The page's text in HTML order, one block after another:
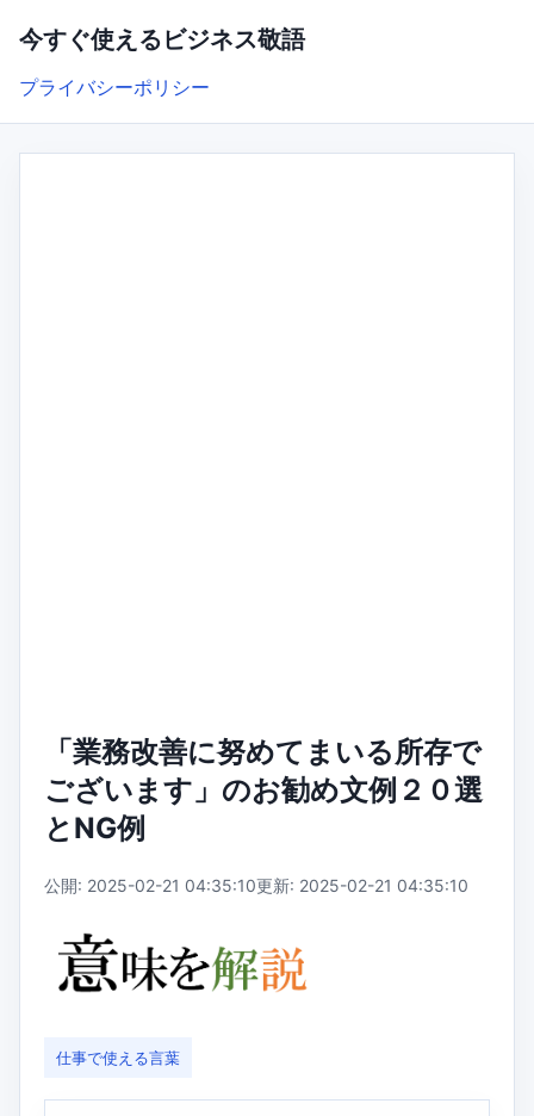
今すぐ使えるビジネス敬語
プライバシーポリシー
「業務改善に努めてまいる所存で
ございます」のお勧め文例２０選
とNG例
公開: 2025-02-21 04:35:10更新: 2025-02-21 04:35:10
仕事で使える言葉